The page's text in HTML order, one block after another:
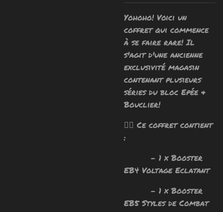
Yohoho! Voici un
coffret qui commence
à se faire rare! Il
s'agit d'une ancienne
exclusivité magasin
contenant plusieurs
séries du bloc Epée &
Bouclier!
🧙‍♂️ Ce coffret contient
:
- 1 x Booster
EB4 Voltage Eclatant
- 1 x Booster
EB5 Styles de Combat